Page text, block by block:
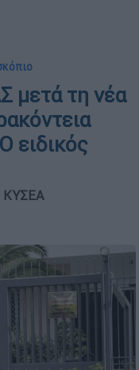
μετά τη νέα
ειδικός
ΚΥΣΕΑ